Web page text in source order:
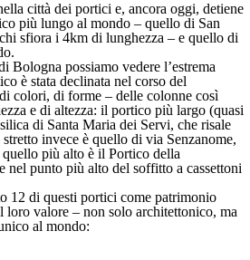
città dei portici e, ancora oggi, detiene
più lungo al mondo – quello di San
sfiora i 4km di lunghezza – e quello di
Bologna possiamo vedere l’estrema
è stata declinata nel corso del
colori, di forme – delle colonne così
e di altezza: il portico più largo (quasi
di Santa Maria dei Servi, che risale
invece è quello di via Senzanome,
quello più alto è il Portico della
nel punto più alto del soffitto a cassettoni
12 di questi portici come patrimonio
loro valore – non solo architettonico, ma
al mondo: